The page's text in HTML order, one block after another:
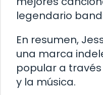
legendario
En resumen,
una marca
popular a
y la música.